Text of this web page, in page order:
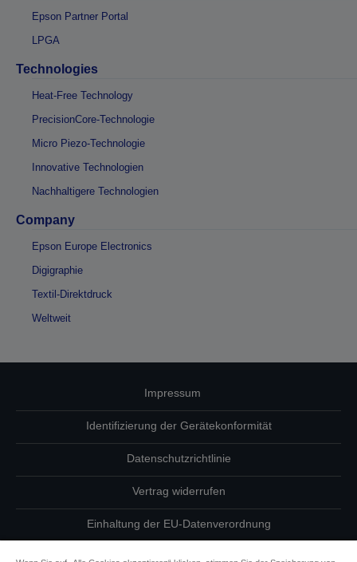
Epson Partner Portal
LPGA
Technologies
Heat-Free Technology
PrecisionCore-Technologie
Micro Piezo-Technologie
Innovative Technologien
Nachhaltigere Technologien
Company
Epson Europe Electronics
Digigraphie
Textil-Direktdruck
Weltweit
Impressum
Identifizierung der Gerätekonformität
Datenschutzrichtlinie
Vertrag widerrufen
Einhaltung der EU-Datenverordnung
Fragen zum Datenschutz